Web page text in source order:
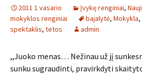
2011 1 vasario Įvykę renginiai,
mokyklos renginiai
bajalytė, Mokykla,
spektaklis, tetos admin
,,Juoko menas… Nežinau už jį
sunku sugraudinti, pravirkdyti